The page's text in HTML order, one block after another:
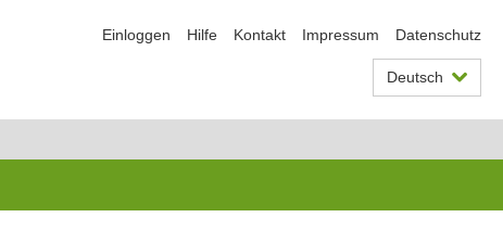
Einloggen Hilfe Kontakt Impressum Datenschutz
Deutsch